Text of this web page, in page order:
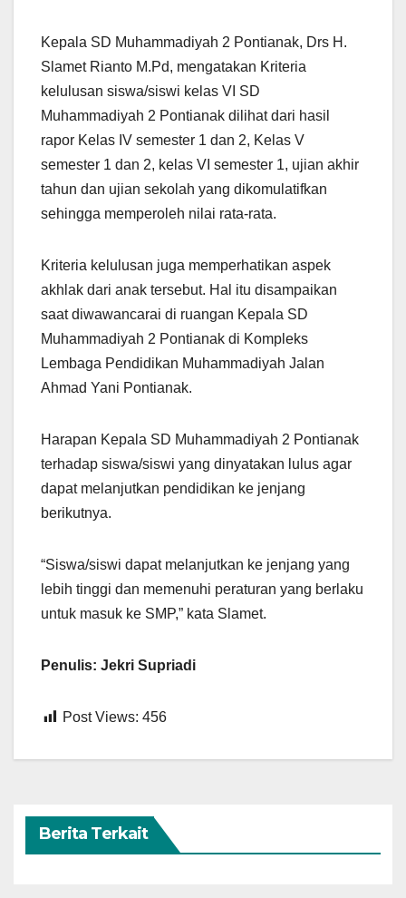
Kepala SD Muhammadiyah 2 Pontianak, Drs H.
Slamet Rianto M.Pd, mengatakan Kriteria
kelulusan siswa/siswi kelas VI SD
Muhammadiyah 2 Pontianak dilihat dari hasil
rapor Kelas IV semester 1 dan 2, Kelas V
semester 1 dan 2, kelas VI semester 1, ujian akhir
tahun dan ujian sekolah yang dikomulatifkan
sehingga memperoleh nilai rata-rata.
Kriteria kelulusan juga memperhatikan aspek
akhlak dari anak tersebut. Hal itu disampaikan
saat diwawancarai di ruangan Kepala SD
Muhammadiyah 2 Pontianak di Kompleks
Lembaga Pendidikan Muhammadiyah Jalan
Ahmad Yani Pontianak.
Harapan Kepala SD Muhammadiyah 2 Pontianak
terhadap siswa/siswi yang dinyatakan lulus agar
dapat melanjutkan pendidikan ke jenjang
berikutnya.
“Siswa/siswi dapat melanjutkan ke jenjang yang
lebih tinggi dan memenuhi peraturan yang berlaku
untuk masuk ke SMP,” kata Slamet.
Penulis: Jekri Supriadi
Post Views: 456
Berita Terkait